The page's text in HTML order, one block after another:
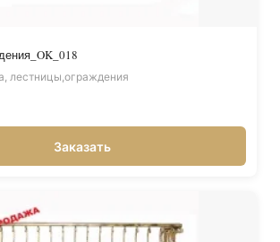
лестницы,ограждения
Заказать